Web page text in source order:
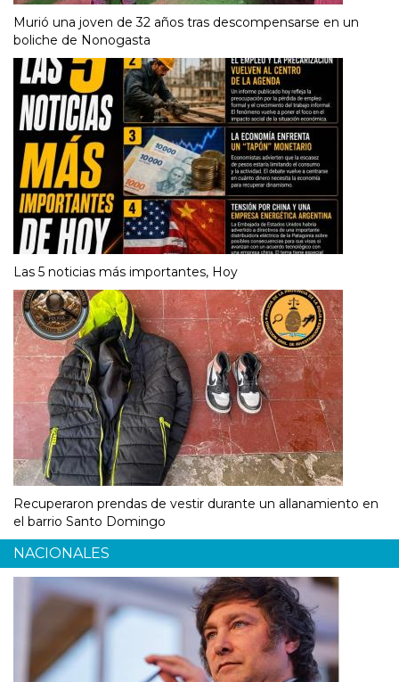
Murió una joven de 32 años tras descompensarse en un
boliche de Nonogasta
Las 5 noticias más importantes, Hoy
Recuperaron prendas de vestir durante un allanamiento en
el barrio Santo Domingo
NACIONALES